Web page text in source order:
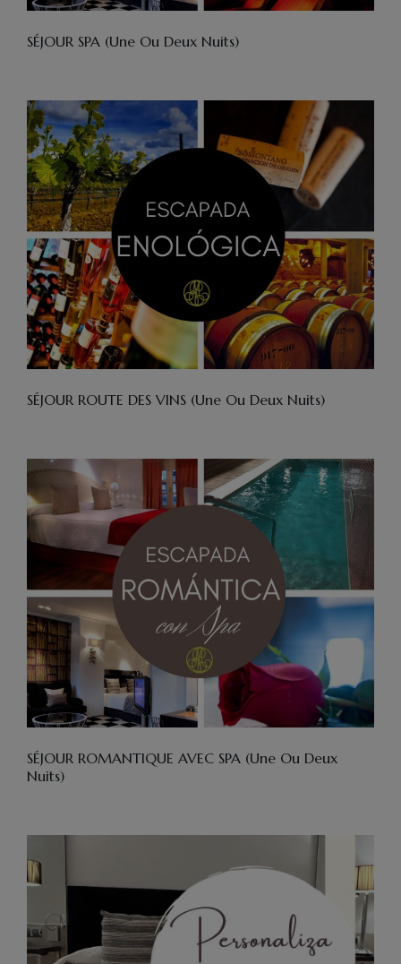
SÉJOUR SPA (Une Ou Deux Nuits)
SÉJOUR ROUTE DES VINS (une Ou Deux Nuits)
SÉJOUR ROMANTIQUE AVEC SPA (une Ou Deux
Nuits)